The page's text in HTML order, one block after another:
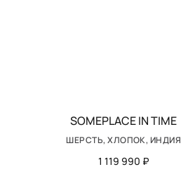
SOMEPLACE IN TIME
ШЕРСТЬ, ХЛОПОК, ИНДИЯ
1 119 990 ₽